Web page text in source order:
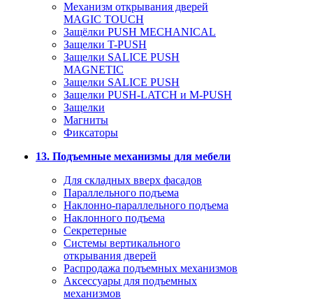
Механизм открывания дверей
MAGIC TOUCH
Защёлки PUSH MECHANICAL
Защелки T-PUSH
Защелки SALICE PUSH
MAGNETIC
Защелки SALICE PUSH
Защелки PUSH-LATCH и M-PUSH
Защелки
Магниты
Фиксаторы
13. Подъемные механизмы для мебели
Для складных вверх фасадов
Параллельного подъема
Наклонно-параллельного подъема
Наклонного подъема
Секретерные
Системы вертикального
открывания дверей
Распродажа подъемных механизмов
Аксессуары для подъемных
механизмов